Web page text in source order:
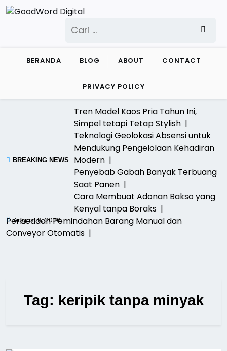
Skip
to
untuk:
BERANDA BLOG ABOUT CONTACT
PRIVACY POLICY
BREAKING NEWS
Tren Model Kaos Pria Tahun Ini,
Simpel tetapi Tetap Stylish |
Teknologi Geolokasi Absensi untuk
Mendukung Pengelolaan Kehadiran
Modern |
Penyebab Gabah Banyak Terbuang
Saat Panen |
Cara Membuat Adonan Bakso yang
Kenyal tanpa Boraks |
Perbedaan Pemindahan Barang Manual dan
Conveyor Otomatis |
August 8, 2026
Tag: keripik tanpa minyak